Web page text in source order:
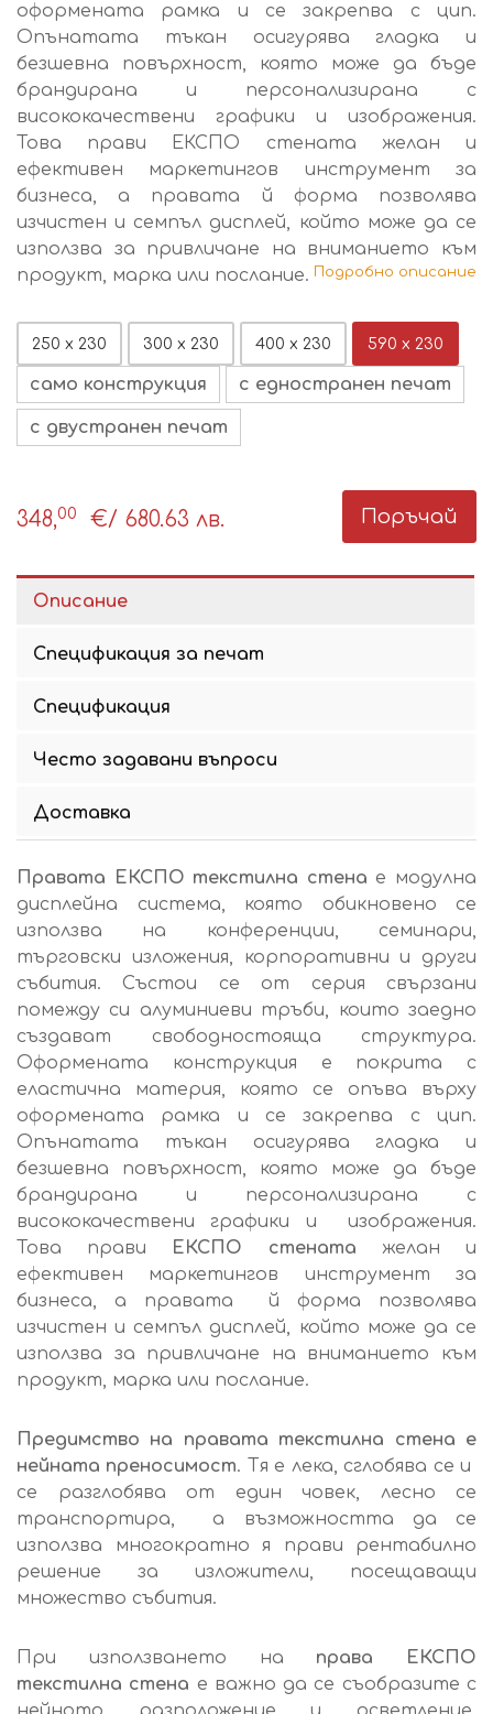
оформената рамка и се закрепва с цип.
Опънатата тъкан осигурява гладка и
безшевна повърхност, която може да бъде
брандирана и персонализирана с
висококачествени графики и изображения.
Това прави ЕКСПО стената желан и
ефективен маркетингов инструмент за
бизнеса, а правата й форма позволява
изчистен и семпъл дисплей, който може да се
използва за привличане на вниманието към
продукт, марка или послание. Подробно описание
250 х 230 300 х 230 400 х 230 590 х 230
само конструкция с едностранен печат
с двустранен печат
348,00 €/ 680.63 лв. Поръчай
Описание
Спецификация за печат
Спецификация
Често задавани въпроси
Доставка
Правата ЕКСПО текстилна стена е модулна
дисплейна система, която обикновено се
използва на конференции, семинари,
търговски изложения, корпоративни и други
събития. Състои се от серия свързани
помежду си алуминиеви тръби, които заедно
създават свободностояща структура.
Оформената конструкция е покрита с
еластична материя, която се опъва върху
оформената рамка и се закрепва с цип.
Опънатата тъкан осигурява гладка и
безшевна повърхност, която може да бъде
брандирана и персонализирана с
висококачествени графики и изображения.
Това прави
ЕКСПО стената желан и
ефективен маркетингов инструмент за
бизнеса, а правата й форма позволява
изчистен и семпъл дисплей, който може да се
използва за привличане на вниманието към
продукт, марка или послание.
Предимство на правата текстилна стена е
нейната преносимост. Тя е лека, сглобява се и
се разглобява от един човек, лесно се
транспортира, а възможността да се
използва многократно я прави рентабилно
решение за изложители, посещаващи
множество събития.
При използването на права ЕКСПО
текстилна стена е важно да се съобразите с